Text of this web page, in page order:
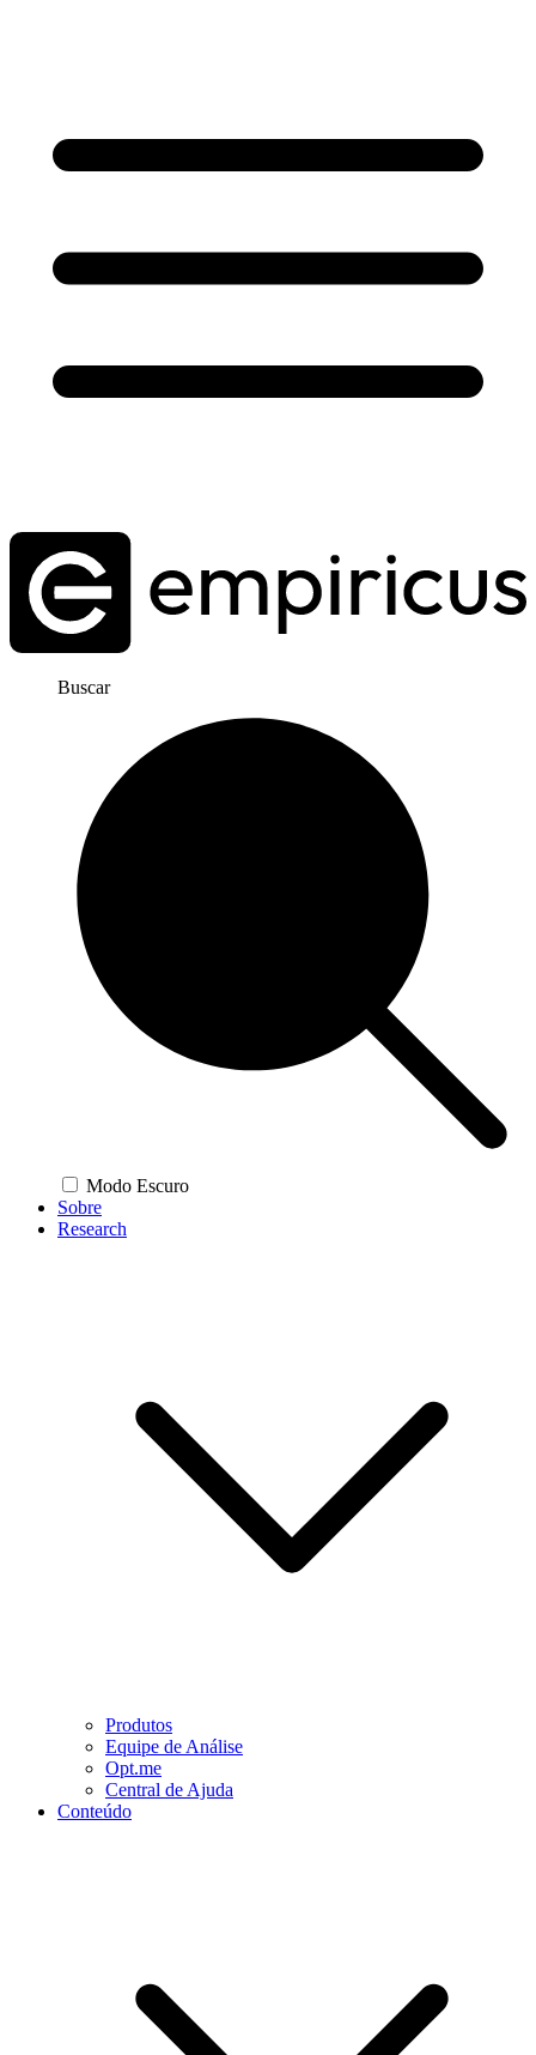
Buscar
Modo Escuro
Sobre
Research
Produtos
Equipe de Análise
Opt.me
Central de Ajuda
Conteúdo